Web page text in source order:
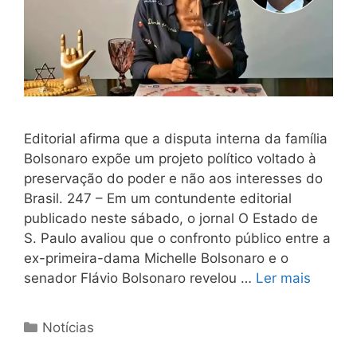
Editorial afirma que a disputa interna da família
Bolsonaro expõe um projeto político voltado à
preservação do poder e não aos interesses do
Brasil. 247 – Em um contundente editorial
publicado neste sábado, o jornal O Estado de
S. Paulo avaliou que o confronto público entre a
ex-primeira-dama Michelle Bolsonaro e o
senador Flávio Bolsonaro revelou … Ler mais
Notícias